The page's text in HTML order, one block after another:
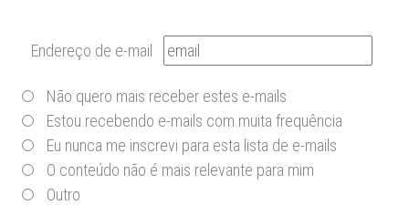
Endereço de e-mail
Não quero mais receber estes e-mails
Estou recebendo e-mails com muita frequência
Eu nunca me inscrevi para esta lista de e-mails
O conteúdo não é mais relevante para mim
Outro